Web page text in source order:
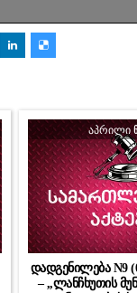
ᲐᲞᲠᲘᲚᲘ
დადგენილება N9
– ,,ლანჩხუთის